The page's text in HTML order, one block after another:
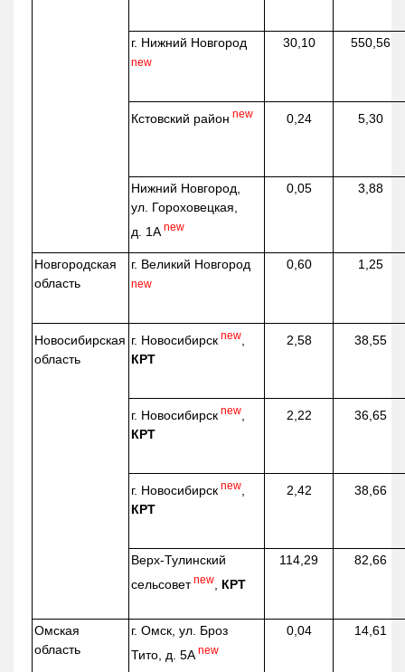
г. Нижний Новгород
new
30,10 550,56
Кстовский район new 0,24 5,30
Нижний Новгород,
ул. Гороховецкая,
д. 1А new
0,05 3,88
Новгородская
область
г. Великий Новгород
new
0,60 1,25
Новосибирская
область
г. Новосибирск new
КРТ
2,58 38,55
г. Новосибирск new
КРТ
2,22 36,65
г. Новосибирск new
КРТ
2,42 38,66
Верх-Тулинский
сельсовет new КРТ
114,29 82,66
Омская
область
г. Омск, ул. Броз
Тито, д. 5А new
0,04 14,61